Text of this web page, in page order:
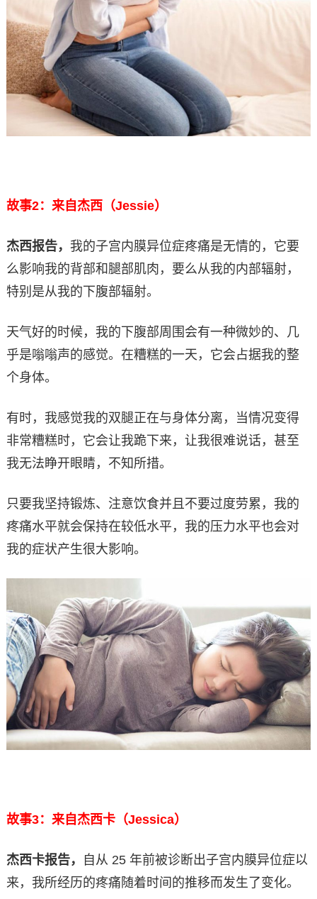
故事2：来自杰西（Jessie）
杰西报告， 我的子宫内膜异位症疼痛是无情的，它要
么影响我的背部和腿部肌肉，要么从我的内部辐射，
特别是从我的下腹部辐射。
天气好的时候，我的下腹部周围会有一种微妙的、几
乎是嗡嗡声的感觉。在糟糕的一天，它会占据我的整
个身体。
有时，我感觉我的双腿正在与身体分离，当情况变得
非常糟糕时，它会让我跪下来，让我很难说话，甚至
我无法睁开眼睛，不知所措。
只要我坚持锻炼、注意饮食并且不要过度劳累，我的
疼痛水平就会保持在较低水平，我的压力水平也会对
我的症状产生很大影响。
故事3：来自杰西卡（Jessica）
杰西卡报告，
自从 25 年前被诊断出子宫内膜异位症以
来，我所经历的疼痛随着时间的推移而发生了变化。